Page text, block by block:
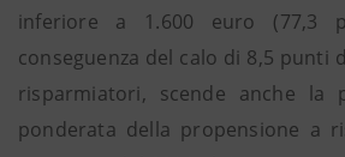
inferiore a 1.600 euro (77,3
conseguenza del calo di 8,5 punti
risparmiatori, scende anche la
ponderata della propensione a